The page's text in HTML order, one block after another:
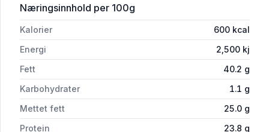
Næringsinnhold for 'Gammel Erik Rund Ca300g'
per 100g
Kalorier 600 kcal
Energi
2,500 kj
Fett
40.2 g
Karbohydrater
1.1 g
Mettet fett
25.0 g
Protein
23.8 g